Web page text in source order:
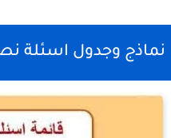
نماذج وجدول اسئلة نصف